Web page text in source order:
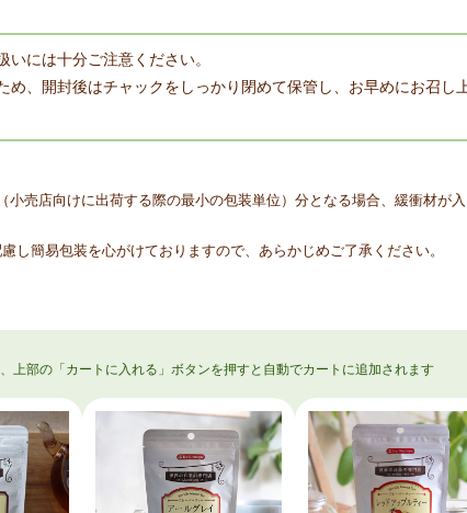
いには十分ご注意ください。
め、開封後はチャックをしっかり閉めて保管し、お早めにお召し
売店向けに出荷する際の最小の包装単位）分となる場合、緩衝材が
し簡易包装を心がけておりますので、あらかじめご了承ください。